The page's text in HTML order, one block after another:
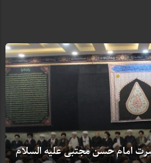
امام حسن مجتبی علیه السلام